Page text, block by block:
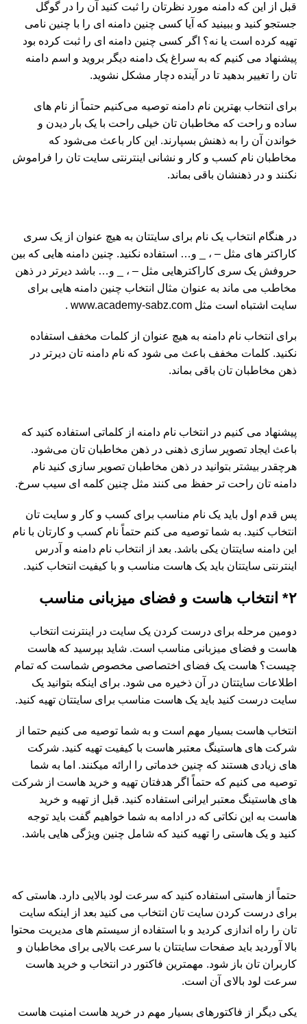
قبل از این که دامنه مورد نظرتان را ثبت کنید آن را در گوگل
جستجو کنید و ببینید که آیا کسی چنین دامنه ای را با چنین نامی
تهیه کرده است یا نه؟ اگر کسی چنین دامنه ای را ثبت کرده بود
پیشنهاد می کنیم که به سراغ یک دامنه دیگر بروید و اسم دامنه
تان را تغییر بدهید تا در آینده دچار مشکل نشوید.
برای انتخاب بهترین نام دامنه توصیه می‌کنیم حتماً از نام های
ساده و راحت که مخاطبان تان خیلی راحت با یک بار دیدن و
خواندن آن را به ذهنش بسپارند. این کار باعث می‌شود که
مخاطبان نام کسب و کار و نشانی اینترنتی سایت تان را فراموش
نکنند و در ذهنشان باقی بماند.
در هنگام انتخاب یک نام برای سایتتان به هیچ عنوان از یک سری
کاراکتر های مثل – ، _ و… استفاده نکنید. چنین دامنه هایی که بین
حروفش یک سری کاراکترهایی مثل – ، _ و… باشد دیرتر در ذهن
مخاطب می ماند به عنوان مثال انتخاب چنین دامنه هایی برای
سایت اشتباه است مثل www.academy-sabz.com .
برای انتخاب نام دامنه به هیچ عنوان از کلمات مخفف استفاده
نکنید. کلمات مخفف باعث می شود که نام دامنه تان دیرتر در
ذهن مخاطبان تان باقی بماند.
پیشنهاد می کنیم در انتخاب نام دامنه از کلماتی استفاده کنید که
باعث ایجاد تصویر سازی ذهنی در ذهن مخاطبان تان می‌شود.
هرچقدر بیشتر بتوانید در ذهن مخاطبان تصویر سازی کنید نام
دامنه تان راحت تر حفظ می کنند مثل چنین کلمه ای سیب سرخ.
پس قدم اول باید یک نام مناسب برای کسب و کار و سایت تان
انتخاب کنید. به شما توصیه می کنم حتماً نام کسب و کارتان با نام
این دامنه سایتتان یکی باشد. بعد از انتخاب نام دامنه و آدرس
اینترنتی سایتتان باید یک هاست مناسب و با کیفیت انتخاب کنید.
۲* انتخاب هاست و فضای میزبانی مناسب
دومین مرحله برای درست کردن یک سایت در اینترنت انتخاب
هاست و فضای میزبانی مناسب است. شاید بپرسید که هاست
چیست؟ هاست یک فضای اختصاصی مخصوص شماست که تمام
اطلاعات سایتتان در آن ذخیره می شود. برای اینکه بتوانید یک
سایت درست کنید باید یک هاست مناسب برای سایتتان تهیه کنید.
انتخاب هاست بسیار مهم است و به شما توصیه می کنیم حتما از
شرکت های هاستینگ معتبر هاست با کیفیت تهیه کنید. شرکت
های زیادی هستند که چنین خدماتی را ارائه میکنند. اما به شما
توصیه می کنیم که حتماً اگر هدفتان تهیه و خرید هاست از شرکت
های هاستینگ معتبر ایرانی استفاده کنید. قبل از تهیه و خرید
هاست به این نکاتی که در ادامه به شما خواهیم گفت باید توجه
کنید و یک هاستی را تهیه کنید که شامل چنین ویژگی هایی باشد.
حتماً از هاستی استفاده کنید که سرعت لود بالایی دارد. هاستی که
برای درست کردن سایت تان انتخاب می کنید بعد از اینکه سایت
تان را راه اندازی کردید و با استفاده از سیستم های مدیریت محتوا
بالا آوردید باید صفحات سایتتان با سرعت بالایی برای مخاطبان و
کاربران تان باز شود. مهمترین فاکتور در انتخاب و خرید هاست
سرعت لود بالای آن است.
یکی دیگر از فاکتورهای بسیار مهم در خرید هاست امنیت هاست